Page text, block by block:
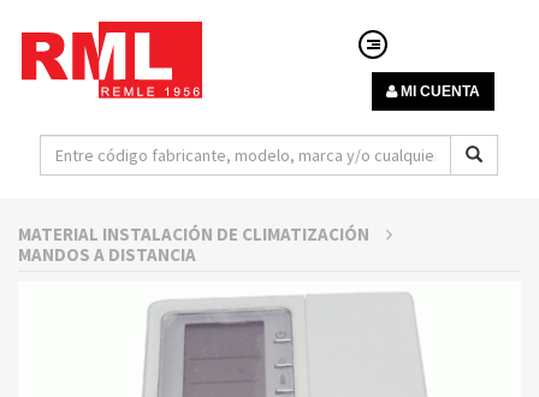
MI CUENTA
MATERIAL INSTALACIÓN DE CLIMATIZACIÓN
MANDOS A DISTANCIA